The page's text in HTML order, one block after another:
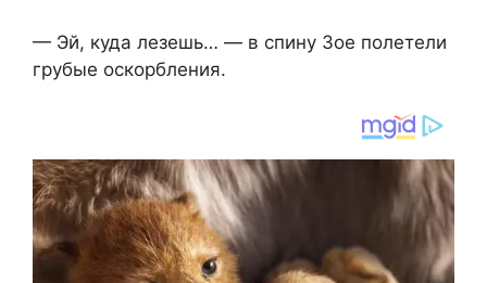
— Эй, куда лезешь… — в спину Зое полетели
грубые оскорбления.